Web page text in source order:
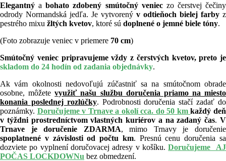
Elegantný abohato zdobený smútočný venieczo čerstvej čečiny
odrody Normandská jedľa. Je vytvorený v odtieňoch bielej farby z
pestrého mixu žltých kvetov, ktoré sú doplnené o jemné biele tóny.
(Foto zobrazuje veniec v priemere 70 cm)
Smútočný veniec pripravujeme vždy z čerstvých kvetov, preto je
skladom do 24 hodín od zadania objednávky.
Ak vám okolnosti nedovoľujú zúčastniť sa na smútočnom obrade
osobne, môžetevyužiť našu službu doručenia priamo na miesto
konania poslednej rozlúčky. Podrobnosti doručenia stačí zadať do
poznámky. Doručujeme v Trnave a okolí cca. do 50 kmkaždý deň
v týždni prostredníctvom vlastných kuriérov a na zadaný čas.V
Trnave je doručenie ZDARMA, mimo Trnavy je doručenie
spoplatnené v závislosti od počtu km. Presnú cenu doručenia sa
dozviete po vyplnení doručovacej adresy v košíku.Doručujeme AJ
POČAS LOCKDOWNu bez obmedzení.